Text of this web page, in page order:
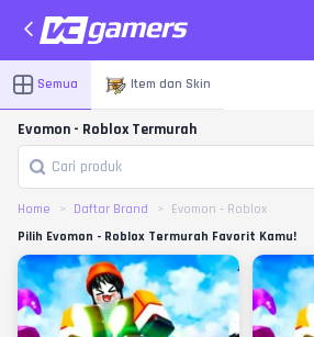
Semua Item dan Skin
Evomon - Roblox Termurah
Home Daftar Brand
Evomon - Roblox
Pilih Evomon - Roblox Termurah Favorit Kamu!